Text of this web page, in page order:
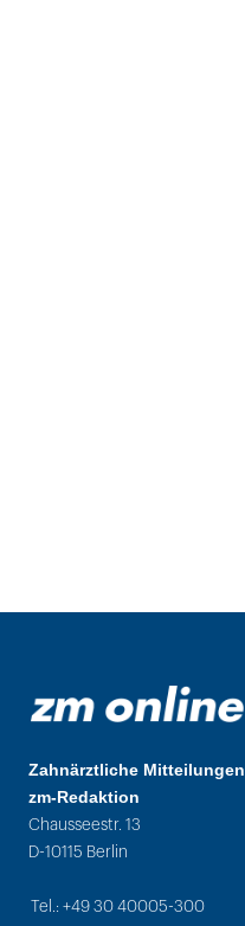
Zahnärztliche Mitteilungen
zm-Redaktion
Chausseestr. 13
D-10115 Berlin
Tel.: +49 30 40005-300